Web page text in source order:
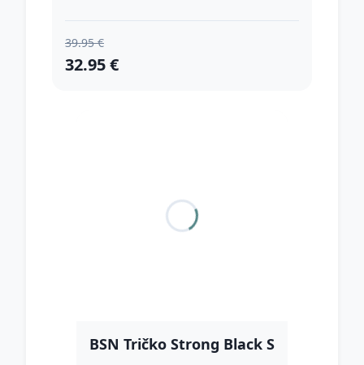
39.95 €
32.95 €
BSN Tričko Strong Black S